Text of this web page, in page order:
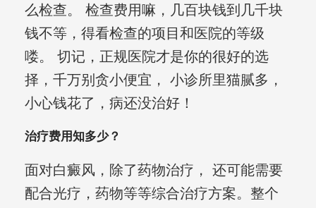
么检查。 检查费用嘛，几百块钱到几千块
钱不等，得看检查的项目和医院的等级
喽。 切记，正规医院才是你的很好的选
择，千万别贪小便宜， 小诊所里猫腻多，
小心钱花了，病还没治好！
治疗费用知多少？
面对白癜风，除了药物治疗， 还可能需要
配合光疗，药物等等综合治疗方案。整个